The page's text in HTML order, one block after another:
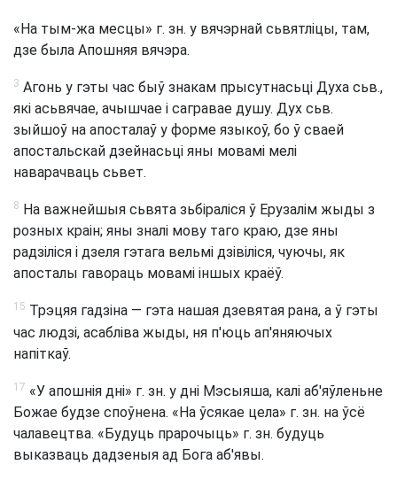
«На тым-жа месцы» г. зн. у вячэрнай сьвятліцы, там,
дзе была Апошняя вячэра.
3 Агонь у гэты час быў знакам прысутнасьці Духа сьв.,
які асьвячае, ачышчае і сагравае душу. Дух сьв.
зыйшоў на апосталаў у форме языкоў, бо ў сваей
апостальскай дзейнасьці яны мовамі мелі
наварачваць сьвет.
8 На важнейшыя сьвята зьбіраліся ў Ерузалім жыды з
розных краін; яны зналі мову таго краю, дзе яны
радзіліся і дзеля гэтага вельмі дзівіліся, чуючы, як
апосталы гавораць мовамі іншых краёў.
15 Трэцяя гадзіна — гэта нашая дзевятая рана, а ў гэты
час людзі, асабліва жыды, ня п'юць ап'яняючых
напіткаў.
17 «У апошнія дні» г. зн. у дні Мэсыяша, калі аб'яўленьне
Божае будзе споўнена. «На ўсякае цела» г. зн. на ўсё
чалавецтва. «Будуць прарочыць» г. зн. будуць
выказваць дадзеныя ад Бога аб'явы.